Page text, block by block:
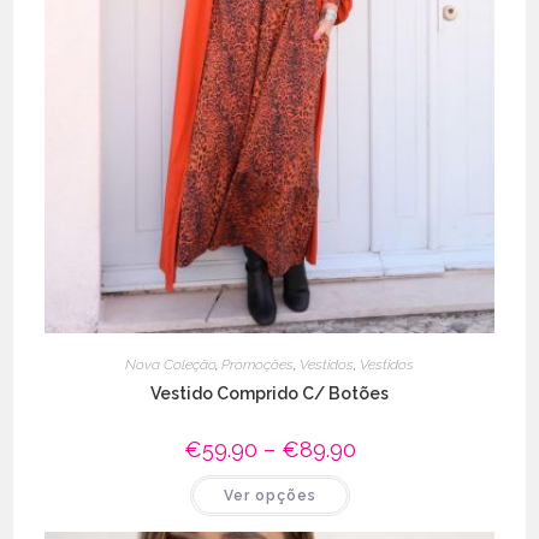
Nova Coleção, Promoções, Vestidos, Vestidos
Vestido Comprido C/ Botões
€59.90 – €89.90Price
Ver opções
product
multiple